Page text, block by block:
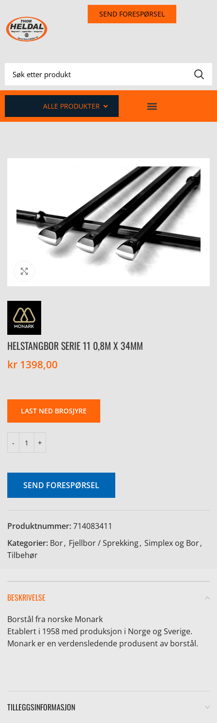
SEND FORESPØRSEL
ALLE PRODUKTER
HELSTANGBOR SERIE 11 0,8M X 34MM
kr 1398,00
LAST NED BROSJYRE
SEND FORESPØRSEL
Produktnummer:714083411
Kategorier: Bor, Fjellbor / Sprekking, Simplex og Bor,
Tilbehør
BESKRIVELSE
Borstål fra norske Monark
Etablert i 1958 med produksjon i Norge og Sverige.
Monark er en verdensledende produsent av borstål.
TILLEGGSINFORMASJON